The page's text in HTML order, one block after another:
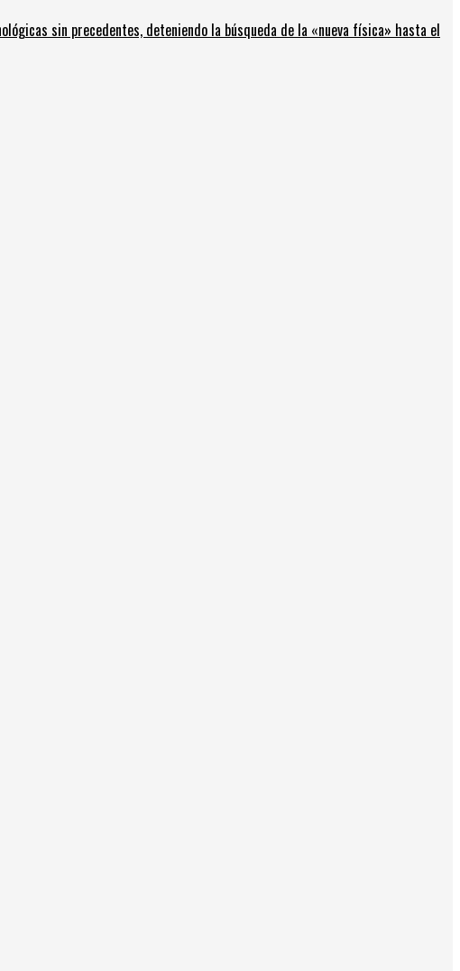
sin precedentes, deteniendo la búsqueda de la «nueva física» hasta el